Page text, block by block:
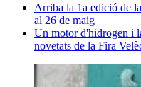
Arriba la 1a edició de
al 26 de maig
Un motor d'hidrogen i
novetats de la Fira